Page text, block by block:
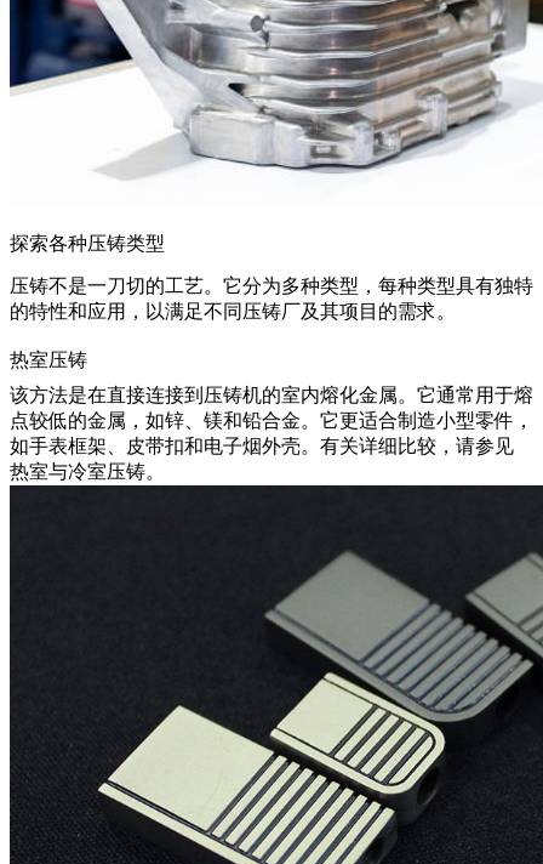
探索各种压铸类型
压铸不是一刀切的工艺。它分为多种类型，每种类型具有独特
的特性和应用，以满足不同压铸厂及其项目的需求。
热室压铸
该方法是在直接连接到压铸机的室内熔化金属。它通常用于熔
点较低的金属，如锌、镁和铅合金。它更适合制造小型零件，
如手表框架、皮带扣和电子烟外壳。有关详细比较，请参见
热室与冷室压铸。